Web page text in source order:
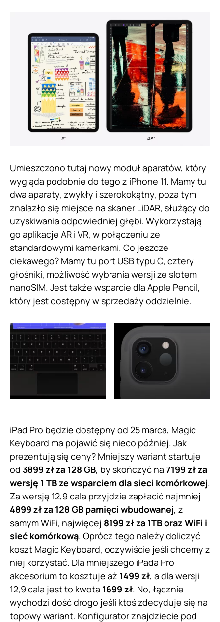
Umieszczono tutaj nowy moduł aparatów, który
wygląda podobnie do tego z iPhone 11. Mamy tu
dwa aparaty, zwykły i szerokokątny, poza tym
znalazło się miejsce na skaner LiDAR, służący do
uzyskiwania odpowiedniej głębi. Wykorzystają
go aplikacje AR i VR, w połączeniu ze
standardowymi kamerkami. Co jeszcze
ciekawego? Mamy tu port USB typu C, cztery
głośniki, możliwość wybrania wersji ze slotem
nanoSIM. Jest także wsparcie dla Apple Pencil,
który jest dostępny w sprzedaży oddzielnie.
iPad Pro będzie dostępny od 25 marca, Magic
Keyboard ma pojawić się nieco później. Jak
prezentują się ceny? Mniejszy wariant startuje
od 3899 zł za 128 GB, by skończyć na 7199 zł za
wersję 1 TB ze wsparciem dla sieci komórkowej.
Za wersję 12,9 cala przyjdzie zapłacić najmniej
4899 zł za 128 GB pamięci wbudowanej, z
samym WiFi, najwięcej 8199 zł za 1TB oraz WiFi i
sieć komórkową. Oprócz tego należy doliczyć
koszt Magic Keyboard, oczywiście jeśli chcemy z
niej korzystać. Dla mniejszego iPada Pro
akcesorium to kosztuje aż 1499 zł, a dla wersji
12,9 cala jest to kwota 1699 zł. No, łącznie
wychodzi dość drogo jeśli ktoś zdecyduje się na
topowy wariant. Konfigurator znajdziecie pod